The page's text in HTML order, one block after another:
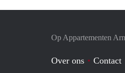
Op Appartementen
Over ons Contact